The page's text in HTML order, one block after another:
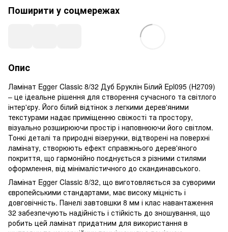
Поширити у соцмережах
Опис
Ламінат Egger Classic 8/32 Дуб Бруклін Білий Epl095 (H2709)
– це ідеальне рішення для створення сучасного та світлого
інтер'єру. Його білий відтінок з легкими дерев'яними
текстурами надає приміщенню свіжості та простору,
візуально розширюючи простір і наповнюючи його світлом.
Тонкі деталі та природні візерунки, відтворені на поверхні
ламінату, створюють ефект справжнього дерев'яного
покриття, що гармонійно поєднується з різними стилями
оформлення, від мінімалістичного до скандинавського.
Ламінат Egger Classic 8/32, що виготовляється за суворими
європейськими стандартами, має високу міцність і
довговічність. Панелі завтовшки 8 мм і клас навантаження
32 забезпечують надійність і стійкість до зношування, що
робить цей ламінат придатним для використання в